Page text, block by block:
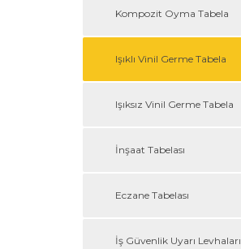
Kompozit Oyma Tabela
Işıklı Vinil Germe Tabela
Işıksız Vinil Germe Tabela
İnşaat Tabelası
Eczane Tabelası
İş Güvenlik Uyarı Levhaları